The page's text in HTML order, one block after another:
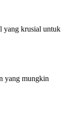
yang krusial untuk
yang mungkin